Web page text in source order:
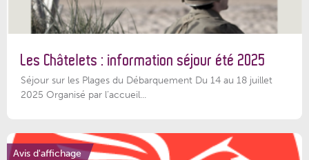
Les Châtelets : information séjour été 2025
Séjour sur les Plages du Débarquement Du 14 au 18 juillet
2025 Organisé par l’accueil...
Avis d'affichage